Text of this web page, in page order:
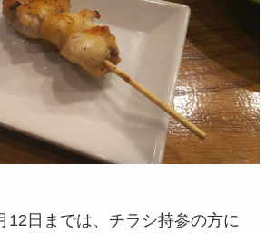
12日までは、チラシ持参の方に